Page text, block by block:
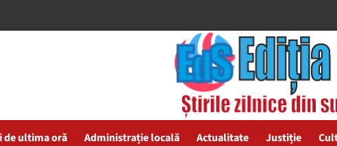
de ultima oră Administrație locală Actualitate Justiție